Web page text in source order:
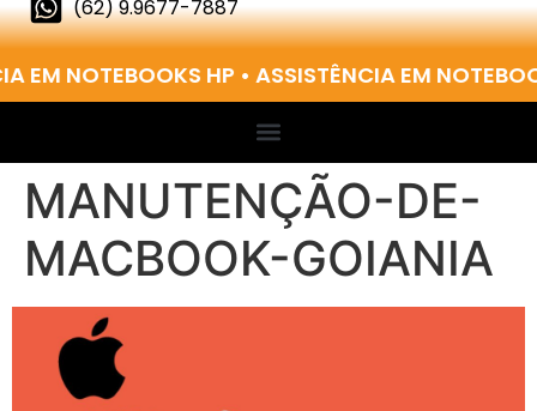
(62) 9.9677-7887
EM NOTEBOOKS HP • ASSISTÊNCIA EM
MANUTENÇÃO-DE-
MACBOOK-GOIANIA